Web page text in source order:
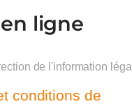
ligne
de l'information
conditions de